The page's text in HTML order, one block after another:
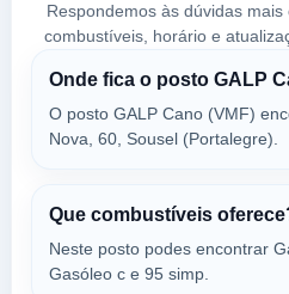
a 15.72 Km
Estrada Nacional Nº 4 Km 96.6
VIMIEIRO,
7470-011
En 4, Km 96,6
VIMIEIRO,
7470-011
Respondemos às dúvidas mais
combustíveis, horário e
Onde fica o posto GALP
O posto GALP Cano (VMF)
Nova, 60, Sousel (Portalegre).
Que combustíveis
Neste posto podes encontrar
Gasóleo c e 95 simp.